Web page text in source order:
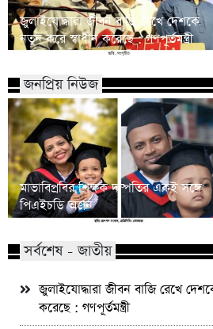
জুলাইযোদ্ধারা জীবন বাজি রেখে দেশকে
নতুন করে স্বাধীন করেছে : গণপূর্তমন্ত্রী
জনপ্রিয় নিউজ
মাভাবিপ্রবির শিক্ষক দম্পতির একই সঙ্গে
পিএইচডি অর্জন
সর্বশেষ - জাতীয়
জুলাইযোদ্ধারা জীবন বাজি রেখে
করেছে : গণপূর্তমন্ত্রী